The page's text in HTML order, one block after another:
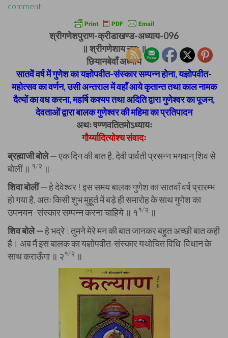
comment
श्रीगणेशपुराण-क्रीडाखण्ड-अध्याय-096
॥ श्रीगणेशाय नमः ॥
छियानबेवाँ अध्याय
सातवें वर्ष में गुणेश का यज्ञोपवीत-संस्कार सम्पन्न होना, यज्ञोपवीत-
महोत्सव का वर्णन, उसी अन्तराल में वहाँ आये कृतान्त तथा काल नामक
दैत्यों का वध करना, महर्षि कश्यप तथा अदिति द्वारा गुणेश्वर का पूजन,
देवताओं द्वारा बालक गुणेश्वर की महिमा का प्रतिपादन
अथः षण्णवतितमोऽध्यायः
गौर्य्यादित्योश्च संवादः
ब्रह्माजी बोले— एक दिन की बात है, देवी पार्वती प्रसन्न भगवान् शिव से
बोलीं ॥ १/२ ॥
शिवा बोलीं— हे देवेश्वर ! इस समय बालक गुणेश का सातवाँ वर्ष प्रारम्भ
हो गया है, अतः किसी शुभ मुहूर्त में बड़े ही समारोह के साथ गुणेश का
उपनयन- संस्कार सम्पन्न करना चाहिये ॥ ११/२ ॥
शिव बोले —हे भद्रे ! तुमने मेरे मन की बात जानकर बहुत अच्छी बात कही
है। अब मैं इस बालक का यज्ञोपवीत-संस्कार यथोचित विधि-विधान के
साथ कराऊँगा ॥ २१/२ ॥